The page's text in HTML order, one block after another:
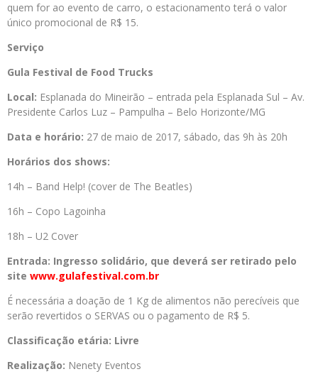
quem for ao evento de carro, o estacionamento terá o valor
único promocional de R$ 15.
Serviço
Gula Festival de Food Trucks
Local: Esplanada do Mineirão – entrada pela Esplanada Sul – Av.
Presidente Carlos Luz – Pampulha – Belo Horizonte/MG
Data e horário: 27 de maio de 2017, sábado, das 9h às 20h
Horários dos shows:
14h – Band Help! (cover de The Beatles)
16h – Copo Lagoinha
18h – U2 Cover
Entrada: Ingresso solidário, que deverá ser retirado pelo
site www.gulafestival.com.br
É necessária a doação de 1 Kg de alimentos não perecíveis que
serão revertidos o SERVAS ou o pagamento de R$ 5.
Classificação etária: Livre
Realização: Nenety Eventos